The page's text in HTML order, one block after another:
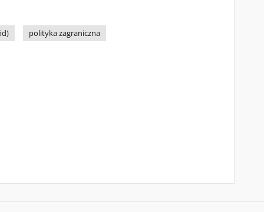
polityka zagraniczna